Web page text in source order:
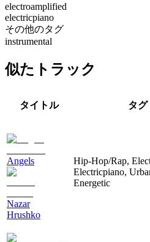
electroamplified
electricpiano
その他のタグ
instrumental
似たトラック
タイトル タグ
Angels
Nazar
Hrushko
Hip-Hop/Rap,
Electricpiano,
Energetic